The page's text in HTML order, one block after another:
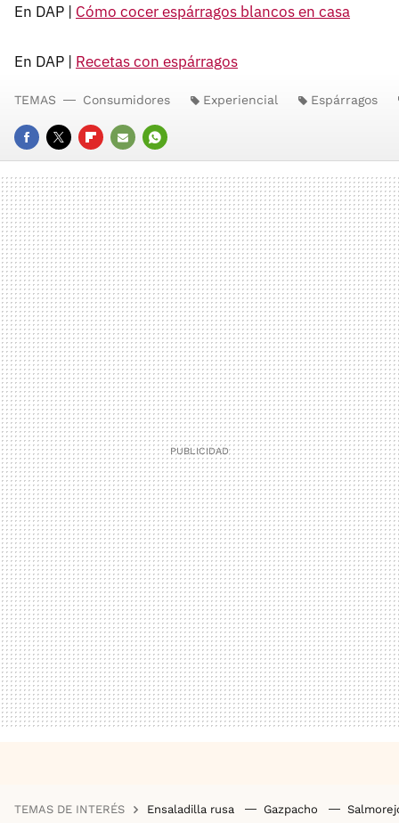
En DAP | Cómo cocer espárragos blancos en casa
En DAP | Recetas con espárragos
FACEBOOK
TWITTERFLIPBOARD
E-
MAIL
WHATSAPP
TEMAS Consumidores Experiencial Espárragos
TEMAS DE INTERÉS Ensaladilla rusa Gazpacho